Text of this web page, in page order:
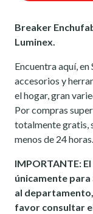
Breaker
Luminex.
Encuentra aquí,
accesorios y
el hogar, gran
Por compras
totalmente gratis,
menos de 24 horas.
IMPORTANTE:
únicamente
al
favor consultar